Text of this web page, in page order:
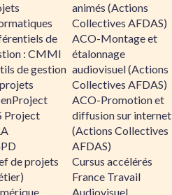
de
: CMMI
de gestion
Project
de projets
animés (Actions
Collectives AFDAS)
ACO-Montage et
étalonnage
audiovisuel (Actions
Collectives AFDAS)
ACO-Promotion et
diffusion sur internet
(Actions Collectives
AFDAS)
Cursus accélérés
France Travail
Audiovisuel